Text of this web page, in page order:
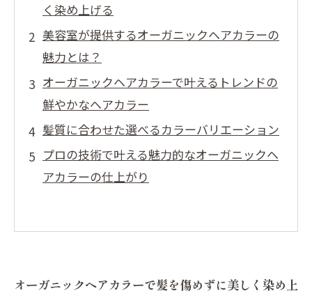
く染め上げる
美容室が提供するオーガニックヘアカラーの
魅力とは？
オーガニックヘアカラーで叶えるトレンドの
鮮やかなヘアカラー
髪質に合わせた選べるカラーバリエーション
プロの技術で叶える魅力的なオーガニックヘ
アカラーの仕上がり
オーガニックヘアカラーで髪を傷めずに美しく染め上